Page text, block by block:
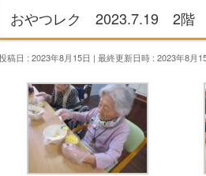
おやつレク 2023.7.19 2
稿日 : 2023年8月15日 最終更新日時 : 2023年8月